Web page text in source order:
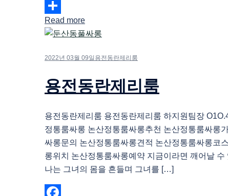
Email
Share
Read more
2022년 03월 09일 용전동란제리룸
용전동란제리룸
용전동란제리룸 용전동란제리룸 하지원팀장
정통룸싸롱 논산정통룸싸롱추천 논산정통룸싸롱
싸롱문의 논산정통룸싸롱견적 논산정통룸싸롱코
롱위치 논산정통룸싸롱예약 지금이라면 깨어날 수
나는 그녀의 몸을 흔들며 그녀를 […]